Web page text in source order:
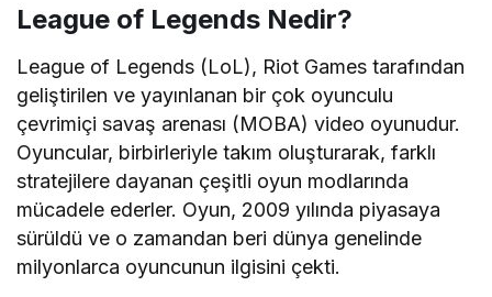
League of Legends Nedir?
League of Legends (LoL), Riot Games tarafından
geliştirilen ve yayınlanan bir çok oyunculu
çevrimiçi savaş arenası (MOBA) video oyunudur.
Oyuncular, birbirleriyle takım oluşturarak, farklı
stratejilere dayanan çeşitli oyun modlarında
mücadele ederler. Oyun, 2009 yılında piyasaya
sürüldü ve o zamandan beri dünya genelinde
milyonlarca oyuncunun ilgisini çekti.